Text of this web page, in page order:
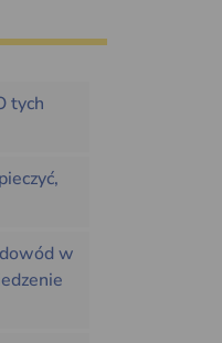
tych
w